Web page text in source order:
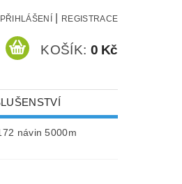
PŘIHLÁŠENÍ REGISTRACE
KOŠÍK: 0 Kč
KAMENY
návin 5000m